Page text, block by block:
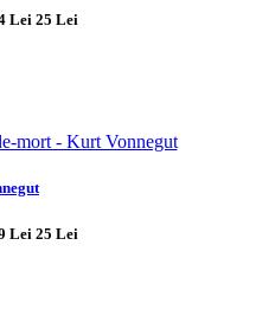
Lei25 Lei
Lei 25 Lei